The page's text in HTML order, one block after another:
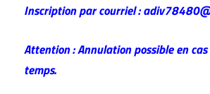
Inscription par courriel :
Attention : Annulation possible en
temps.